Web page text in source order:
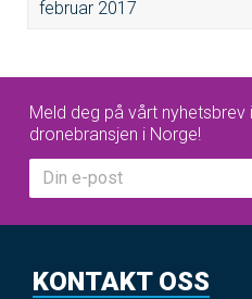
februar 2017
Meld deg på vårt
dronebransjen i Norge!
KONTAKT OSS